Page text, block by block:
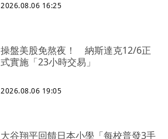
2026.08.06 16:25
操盤美股免熬夜！ 納斯達克12/6正
式實施「23小時交易」
2026.08.06 19:05
大谷翔平回饋日本小學「每校普發3手